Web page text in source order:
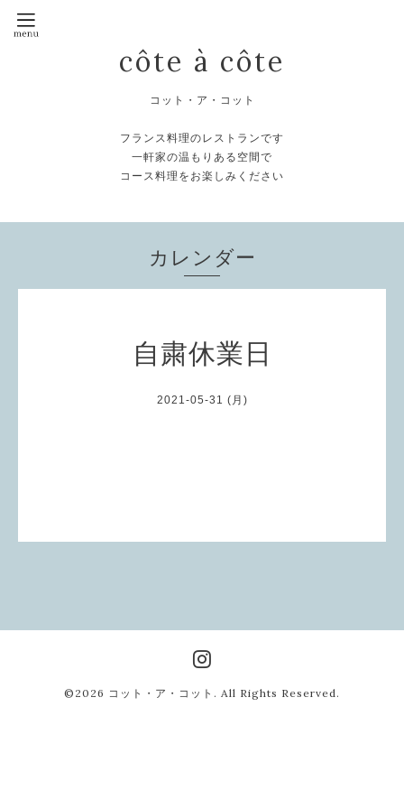
côte à côte
コット・ア・コット
フランス料理のレストランです
一軒家の温もりある空間で
コース料理をお楽しみください
カレンダー
自粛休業日
2021-05-31 (月)
©2026 コット・ア・コット . All Rights Reserved.